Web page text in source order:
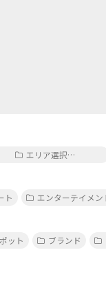
エリア選択…
ト エンターテイメン
ット ブランド